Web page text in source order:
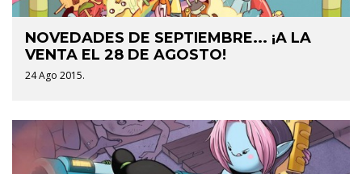
NOVEDADES DE SEPTIEMBRE... ¡A LA
VENTA EL 28 DE AGOSTO!
24 Ago 2015.